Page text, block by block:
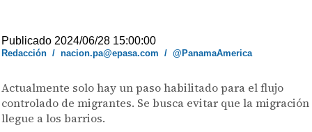
Publicado 2024/06/28 15:00:00
Redacción /nacion.pa@epasa.com /@PanamaAmerica
Actualmente solo hay un paso habilitado para el flujo
controlado de migrantes. Se busca evitar que la migración
llegue a los barrios.